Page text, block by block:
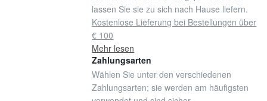
lassen Sie sie zu sich nach Hause liefern.
Kostenlose Lieferung bei Bestellungen über
€ 100
Mehr lesen
Zahlungsarten
Wählen Sie unter den verschiedenen
Zahlungsarten; sie werden am häufigsten